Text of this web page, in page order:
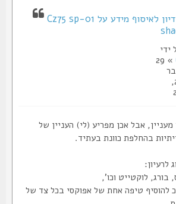
Re: דיון לאיסוף מידע על Cz75 sp-01
אבל אכן מפריע (לי) העניין של
בהחלפת כוונת בעתיד.
לוקטייט וכו',
טיפה אחת של אפוקסי בכל צד של